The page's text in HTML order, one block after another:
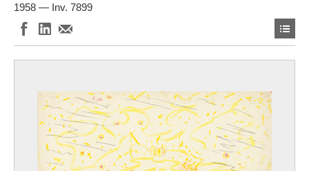
1958 — Inv. 7899